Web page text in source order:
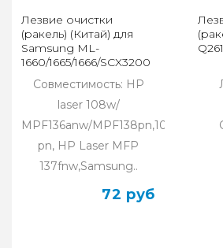
Лезвие очистки
(ракель) (Китай) для
Samsung ML-
1660/1665/1666/SCX3200
Совместимость: HP
laser 108w/
MPF136anw/MPF138pn,103a/
pn, HP Laser MFP
137fnw,Samsung..
72 руб